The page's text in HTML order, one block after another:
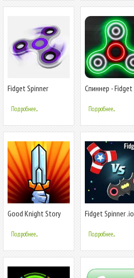
Fidget Spinner
Подробнее...
Спиннер - Fidget
Подробнее...
Good Knight Story
Подробнее...
Fidget Spinner .io
Подробнее...